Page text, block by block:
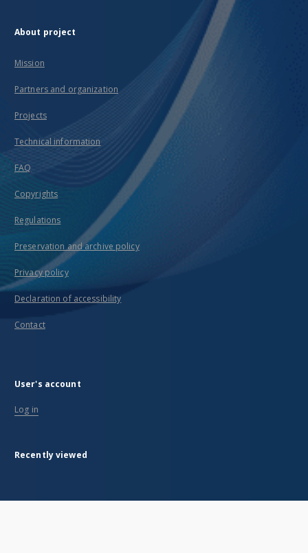
About project
Mission
Partners and organization
Projects
Technical information
FAQ
Copyrights
Regulations
Preservation and archive policy
Privacy policy
Declaration of accessibility
Contact
User's account
Log in
Recently viewed